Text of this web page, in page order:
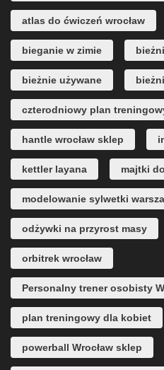
atlas do ćwiczeń wrocław
bieganie w zimie
bieżnie używane
czterodniowy plan
hantle wrocław sklep
kettler layana majtki
modelowanie sylwetki
odżywki na przyrost masy
orbitrek wrocław
Personalny trener osobisty
plan treningowy dla kobiet
powerball Wrocław sklep